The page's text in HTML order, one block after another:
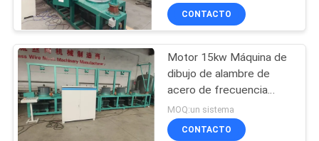
SITIO
PRIVACY
POLICYConstrucción Mesh
Welding Machine
23
alambre 6.5m m de la
entrada
CONTACTO
Motor 15kw Máquina de
dibujo de alambre de
acero de frecuencia
variable Tipo de polea
MOQ:un sistema
CONTACTO